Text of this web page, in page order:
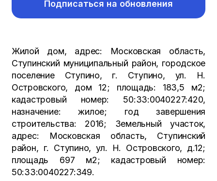
Подписаться на обновления
Жилой дом, адрес: Московская область,
Ступинский муниципальный район, городское
поселение Ступино, г. Ступино, ул. Н.
Островского, дом 12; площадь: 183,5 м2;
кадастровый номер: 50:33:0040227:420,
назначение: жилое; год завершения
строительства: 2016; Земельный участок,
адрес: Московская область, Ступинский
район, г. Ступино, ул. Н. Островского, д.12;
площадь 697 м2; кадастровый номер:
50:33:0040227:349.